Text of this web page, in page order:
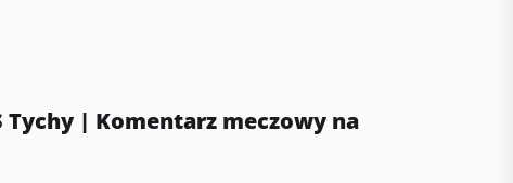
Tychy | Komentarz meczowy na